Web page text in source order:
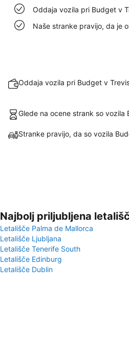
Oddaja vozila pri Budget v
Naše stranke pravijo, da je
Oddaja vozila pri Budget v
Glede na ocene strank so
Stranke pravijo, da so vozila
Najbolj priljubljena
Letališče Palma de Mallorca
Letališče Ljubljana
Letališče Tenerife South
Letališče Edinburg
Letališče Dublin